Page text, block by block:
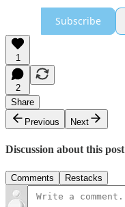
Subscribe
1
2
Share
Previous
Next
Discussion about this post
Comments Restacks